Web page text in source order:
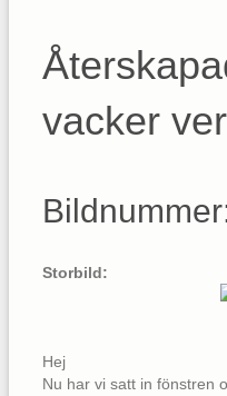
vacker
Storbild:
Hej
Nu har vi satt in fönstren